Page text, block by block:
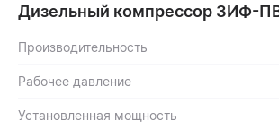
Дизельный компрессор ЗИФ-
Производительность
Рабочее давление
Установленная мощность